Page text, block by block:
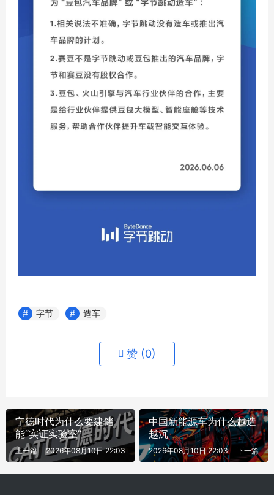
字节 造车
赞 (0)
宁德时代为什么要建储
能“实证实验室”
上一篇 2026年08月10日 22:03
中国新能源车为什么越造
越沉
下一篇
2026年08月10日 22:03